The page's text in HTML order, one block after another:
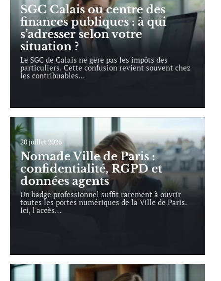
SGC Calais ou centre des
finances publiques : à qui
s’adresser selon votre
situation ?
Le SGC de Calais ne gère pas les impôts des
particuliers. Cette confusion revient souvent chez
les contribuables…
20 juillet 2026
Nomade Ville de Paris :
confidentialité, RGPD et
données agents
Un badge professionnel suffit rarement à ouvrir
toutes les portes numériques de la Ville de Paris.
Ici, l'accès…